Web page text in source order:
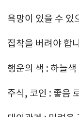
욕망이 있을 수 있
집착을 버려야 합
행운의 색 : 하늘
주식, 코인 : 좋음